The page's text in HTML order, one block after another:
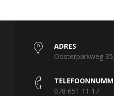
ADRES
Oosterparkweg
078 651 11 17